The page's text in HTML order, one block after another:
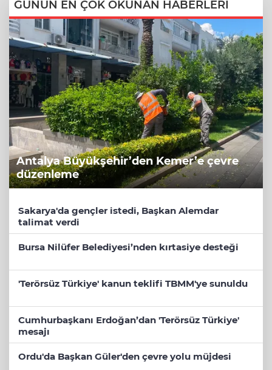
GÜNÜN EN ÇOK OKUNAN HABERLERİ
Antalya Büyükşehir’den Kemer’e çevre
düzenleme
Sakarya'da gençler istedi, Başkan Alemdar
talimat verdi
Bursa Nilüfer Belediyesi’nden kırtasiye desteği
'Terörsüz Türkiye' kanun teklifi TBMM'ye sunuldu
Cumhurbaşkanı Erdoğan’dan 'Terörsüz Türkiye'
mesajı
Ordu'da Başkan Güler'den çevre yolu müjdesi